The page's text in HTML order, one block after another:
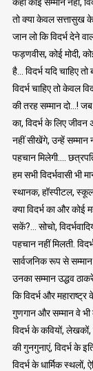
तो क्या केवल सत्तासुख के
जान लो कि विदर्भ देने
फड़णवीस, कोई मोदी,
है… विदर्भ यदि चाहिए
विदर्भ चाहिए तो केवल
की तरह सम्मान दो…!
का, विदर्भ के लिए जीवन
नहीं सीखेंगे, उन्हें सम्मान
पहचान मिलेगी….
हम सभी विदर्भवासी भी
स्थानक, हॉस्पीटल,
क्या विदर्भ का और कोई
सकें?… सोचो,
पहचान नहीं मिलती.
सार्वजनिक रूप से
उनका सम्मान उद्धव
कि विदर्भ और
गुणगान और सम्मान वे भी
विदर्भ के कवियों, लेखकों,
की गुनगुनाएं, विदर्भ के
विदर्भ के धार्मिक